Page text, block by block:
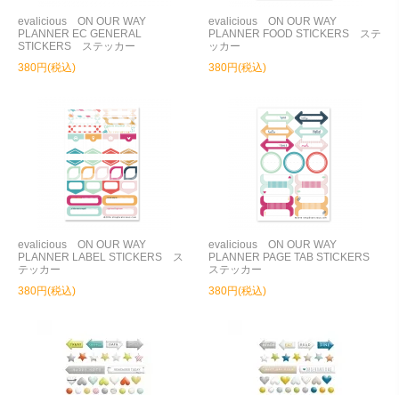
evalicious ON OUR WAY
PLANNER EC GENERAL
STICKERS ステッカー
380円(税込)
evalicious ON OUR WAY
PLANNER FOOD STICKERS ステ
ッカー
380円(税込)
evalicious ON OUR WAY
PLANNER LABEL STICKERS ス
テッカー
380円(税込)
evalicious ON OUR WAY
PLANNER PAGE TAB STICKERS
ステッカー
380円(税込)